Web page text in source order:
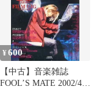
¥600
【中古】音楽雑誌
FOOL’S MATE 2002/4